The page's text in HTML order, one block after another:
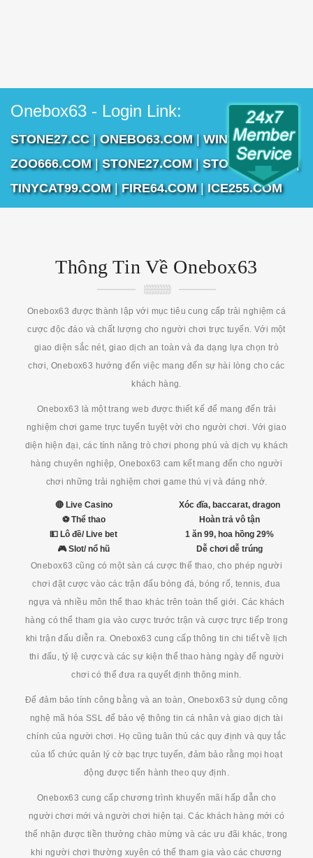
Onebox63 - Login Link:
STONE27.CC|ONEBO63.COM|WIN2888.COM|
ZOO666.COM|STONE27.COM|STONE16.COM |
TINYCAT99.COM| FIRE64.COM| ICE255.COM
Thông Tin Về Onebox63
Onebox63 được thành lập với mục tiêu cung cấp trải nghiệm cá
cược độc đáo và chất lượng cho người chơi trực tuyến. Với một
giao diện sắc nét, giao dịch an toàn và đa dạng lựa chọn trò
chơi, Onebox63 hướng đến việc mang đến sự hài lòng cho các
khách hàng.
Onebox63 là một trang web được thiết kế để mang đến trải
nghiệm chơi game trực tuyến tuyệt vời cho người chơi. Với giao
diện hiện đại, các tính năng trò chơi phong phú và dịch vụ khách
hàng chuyên nghiệp, Onebox63 cam kết mang đến cho người
chơi những trải nghiệm chơi game thú vị và đáng nhớ.
🔴 Live Casino
Xóc đĩa, baccarat, dragon
⚽ Thể thao
Hoàn trả vô tận
💵 Lô đề/ Live bet
1 ăn 99, hoa hồng 29%
🎮 Slot/ nổ hũ
Dễ chơi dễ trúng
Onebox63 cũng có một sàn cá cược thể thao, cho phép người
chơi đặt cược vào các trận đấu bóng đá, bóng rổ, tennis, đua
ngựa và nhiều môn thể thao khác trên toàn thế giới. Các khách
hàng có thể tham gia vào cược trước trận và cược trực tiếp trong
khi trận đấu diễn ra. Onebox63 cung cấp thông tin chi tiết về lịch
thi đấu, tỷ lệ cược và các sự kiện thể thao hàng ngày để người
chơi có thể đưa ra quyết định thông minh.
Để đảm bảo tính công bằng và an toàn, Onebox63 sử dụng công
nghệ mã hóa SSL để bảo vệ thông tin cá nhân và giao dịch tài
chính của người chơi. Họ cũng tuân thủ các quy định và quy tắc
của tổ chức quản lý cờ bạc trực tuyến, đảm bảo rằng mọi hoạt
động được tiến hành theo quy định.
Onebox63 cung cấp chương trình khuyến mãi hấp dẫn cho
người chơi mới và người chơi hiện tại. Các khách hàng mới có
thể nhận được tiền thưởng chào mừng và các ưu đãi khác, trong
khi người chơi thường xuyên có thể tham gia vào các chương